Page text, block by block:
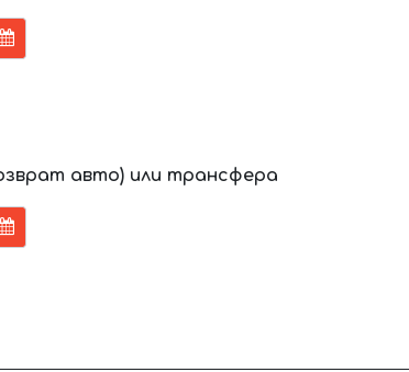
авто) или трансфера